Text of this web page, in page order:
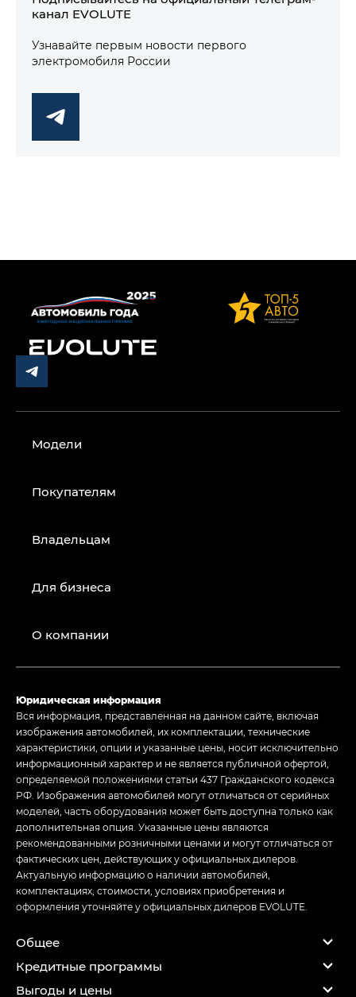
канал EVOLUTE
Узнавайте первым новости первого
электромобиля России
Модели
Покупателям
Владельцам
Для бизнеса
О компании
Юридическая информация
Вся информация, представленная на данном сайте, включая
изображения автомобилей, их комплектации, технические
характеристики, опции и указанные цены, носит исключительно
информационный характер и не является публичной офертой,
определяемой положениями статьи 437 Гражданского кодекса
РФ. Изображения автомобилей могут отличаться от серийных
моделей, часть оборудования может быть доступна только как
дополнительная опция. Указанные цены являются
рекомендованными розничными ценами и могут отличаться от
фактических цен, действующих у официальных дилеров.
Актуальную информацию о наличии автомобилей,
комплектациях, стоимости, условиях приобретения и
оформления уточняйте у официальных дилеров EVOLUTE.
Общее
Кредитные программы
Выгоды и цены